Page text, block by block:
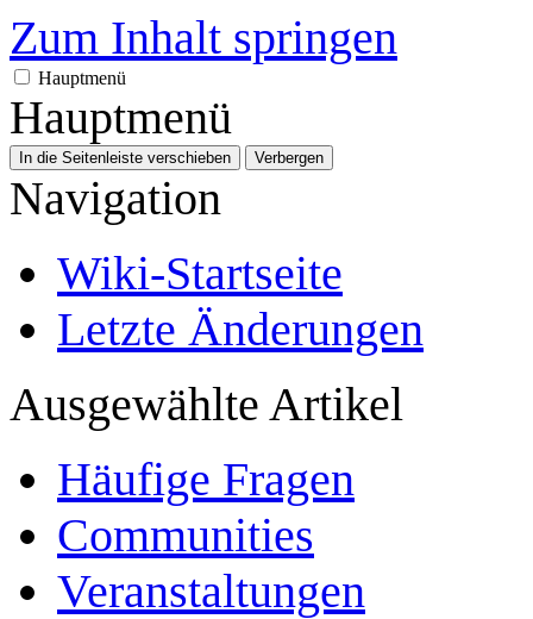
Zum Inhalt springen
Hauptmenü
Hauptmenü
In die Seitenleiste verschieben Verbergen
Navigation
Wiki-Startseite
Letzte Änderungen
Ausgewählte Artikel
Häufige Fragen
Communities
Veranstaltungen